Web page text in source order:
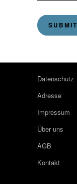
Datenschutz
Adresse
Impressum
Über uns
AGB
Kontakt